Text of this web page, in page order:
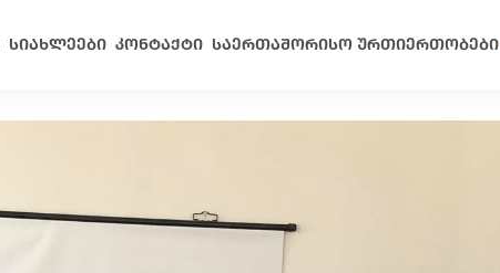
სიახლეები კონტაქტი საერთაშორისო ურთიერთობები